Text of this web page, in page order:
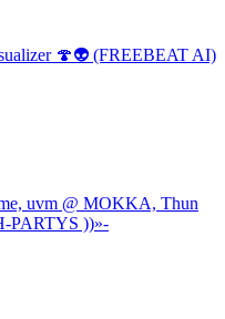
🍄👽 (FREEBEAT AI)
uvm @ MOKKA, Thun
PARTYS ))»-